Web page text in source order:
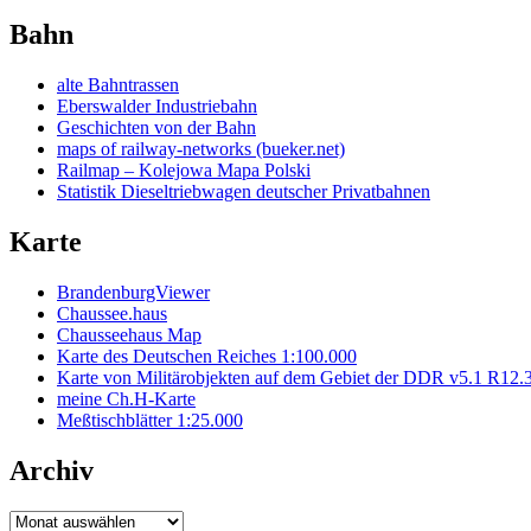
Bahn
alte Bahntrassen
Eberswalder Industriebahn
Geschichten von der Bahn
maps of railway-networks (bueker.net)
Railmap – Kolejowa Mapa Polski
Statistik Dieseltriebwagen deutscher Privatbahnen
Karte
BrandenburgViewer
Chaussee.haus
Chausseehaus Map
Karte des Deutschen Reiches 1:100.000
Karte von Militärobjekten auf dem Gebiet der DDR v5.1
meine Ch.H-Karte
Meßtischblätter 1:25.000
Archiv
Archiv